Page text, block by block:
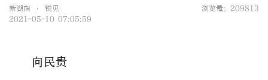
新湖南 • 锐见
浏览量：209813
2021-05-10 07:05:59
向民贵